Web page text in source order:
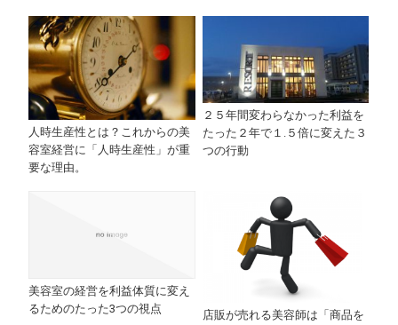
人時生産性とは？これからの美
容室経営に「人時生産性」が重
要な理由。
２５年間変わらなかった利益を
たった２年で１.５倍に変えた３
つの行動
美容室の経営を利益体質に変え
るためのたった3つの視点
店販が売れる美容師は「商品を